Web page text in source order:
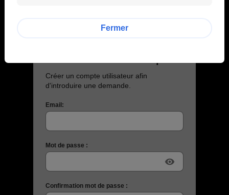
Créer un compte utilisateur afin
d'introduire une demande.
Email:
Mot de passe :
visibility
Confirmation mot de passe :
Fermer